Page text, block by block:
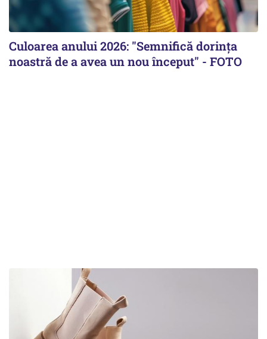
Culoarea anului 2026: "Semnifică dorința
noastră de a avea un nou început" - FOTO